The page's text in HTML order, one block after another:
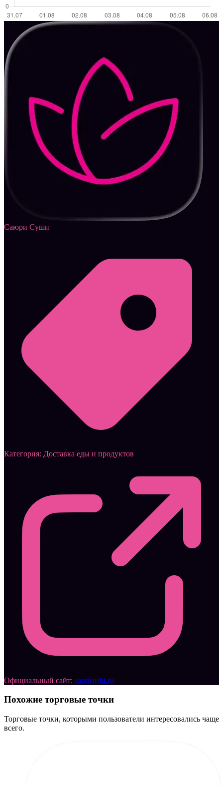
Саюри Суши
Категория: Доставка еды и продуктов
Официальный сайт: saurisushi.ru
Похожие торговые точки
Торговые точки, которыми пользователи интересовались чаще
всего.